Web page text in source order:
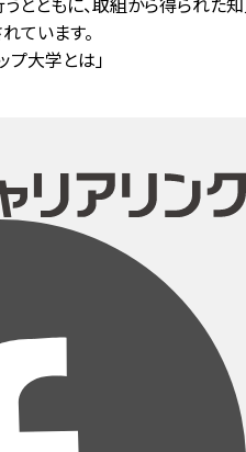
ています。
プ大学とは」